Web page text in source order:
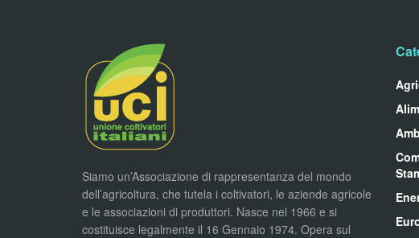
Siamo un’Associazione di rappresentanza del mondo
dell’agricoltura, che tutela i coltivatori, le aziende agricole
e le associazioni di produttori. Nasce nel 1966 e si
costituisce legalmente il 16 Gennaio 1974. Opera sul